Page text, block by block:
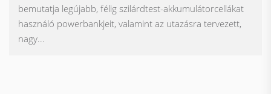
bemutatja legújabb, félig szilárdtest-akkumulátorcellákat
használó powerbankjeit, valamint az utazásra tervezett,
nagy...